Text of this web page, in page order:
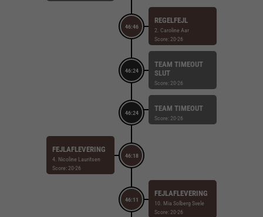
46:46
REGELFEJL
2. Caroline Aar
Score: 20-26
46:24
TEAM TIMEOUT
SLUT
Score: 20-26
46:24
TEAM TIMEOUT
Score: 20-26
46:18
FEJLAFLEVERING
4. Nicoline Lauritsen
Score: 20-26
46:11
FEJLAFLEVERING
10. Mia Solberg Svele
Score: 20-26